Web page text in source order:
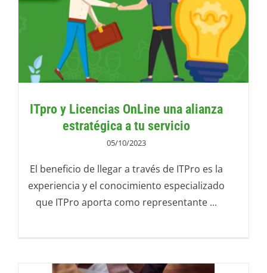
ITpro y Licencias OnLine una alianza
estratégica a tu servicio
05/10/2023
El beneficio de llegar a través de ITPro es la
experiencia y el conocimiento especializado
que ITPro aporta como representante ...